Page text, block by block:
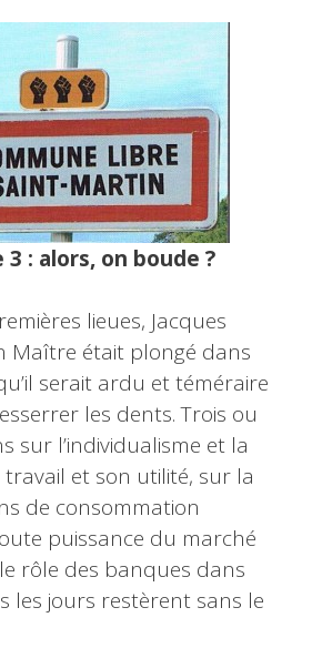
3 : alors, on boude ?
lieues, Jacques
Maître était plongé dans
serait ardu et téméraire
les dents. Trois ou
sur l’individualisme et la
et son utilité, sur la
de consommation
puissance du marché
rôle des banques dans
les jours restèrent sans le